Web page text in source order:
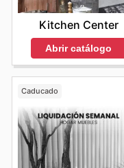
Kitchen Center
Abrir catálogo
Caducado